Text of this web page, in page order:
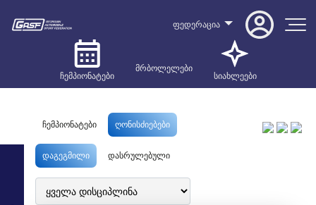
ფედერაცია
ჩემპიონატები
მრბოლელები
სიახლეები
ჩემპიონატები ღონისძიებები
დაგეგმილი დასრულებული